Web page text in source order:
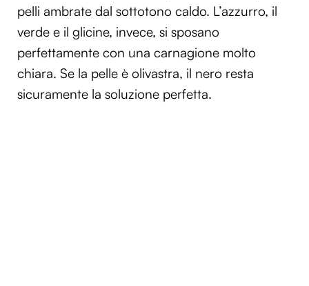
pelli ambrate dal sottotono caldo. L’azzurro, il
verde e il glicine, invece, si sposano
perfettamente con una carnagione molto
chiara. Se la pelle è olivastra, il nero resta
sicuramente la soluzione perfetta.